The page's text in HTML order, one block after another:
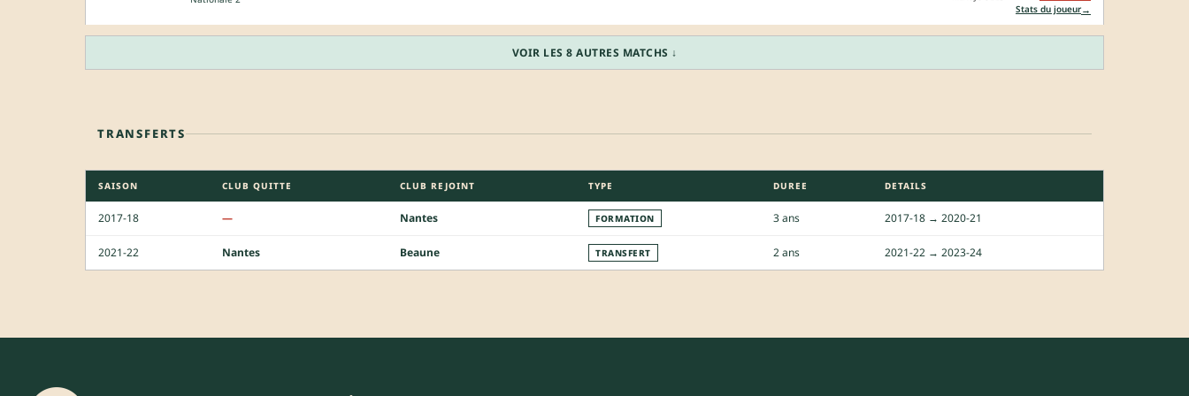
Stats du joueur→
VOIR LES 8 AUTRES MATCHS ↓
TRANSFERTS
SAISON CLUB QUITTE CLUB REJOINT TYPE DUREE DETAILS
2017-18 — Nantes FORMATION 3 ans 2017-18 → 2020-21
2021-22 Nantes Beaune TRANSFERT 2 ans 2021-22 → 2023-24